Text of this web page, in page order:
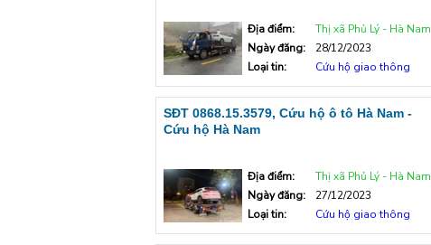
Địa điểm:
Thị xã Phủ Lý - Hà Nam
Ngày đăng:
28/12/2023
Loại tin:
Cứu hộ giao thông
SĐT 0868.15.3579, Cứu hộ ô tô Hà Nam -
Cứu hộ Hà Nam
Địa điểm:
Thị xã Phủ Lý - Hà Nam
Ngày đăng:
27/12/2023
Loại tin:
Cứu hộ giao thông